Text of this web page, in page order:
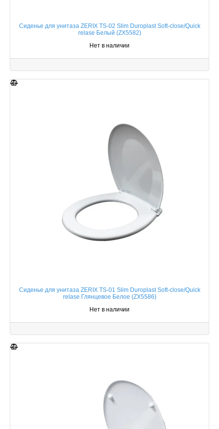
Сиденье для унитаза ZERIX TS-02 Slim Duroplast Soft-close/Quick
relase Белый (ZX5582)
Нет в наличии
Сиденье для унитаза ZERIX TS-01 Slim Duroplast Soft-close/Quick
relase Глянцевое Белое (ZX5586)
Нет в наличии